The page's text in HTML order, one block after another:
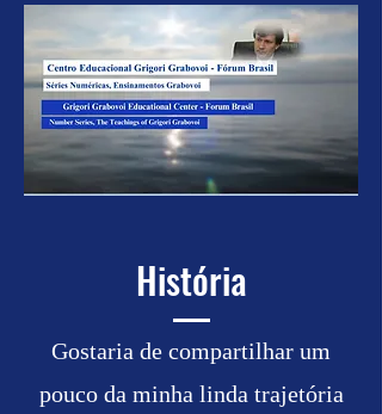
História
Gostaria de compartilhar um
pouco da minha linda trajetória